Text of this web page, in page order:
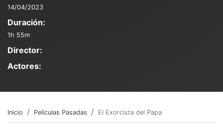
14/04/2023
Duración:
1h 55m
Director:
Actores:
Inicio Películas Pasadas El Exorcista del Papa